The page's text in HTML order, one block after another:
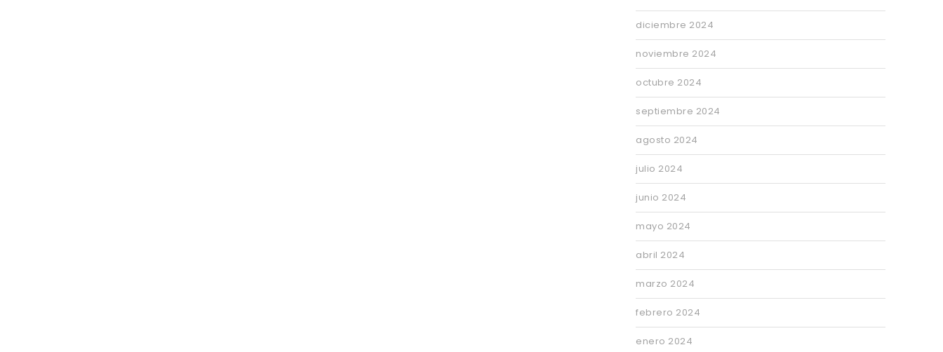
diciembre 2024
noviembre 2024
octubre 2024
septiembre 2024
agosto 2024
julio 2024
junio 2024
mayo 2024
abril 2024
marzo 2024
febrero 2024
enero 2024